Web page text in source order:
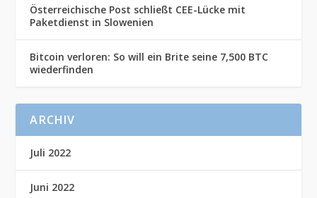
Österreichische Post schließt CEE-Lücke mit
Paketdienst in Slowenien
Bitcoin verloren: So will ein Brite seine 7,500 BTC
wiederfinden
ARCHIV
Juli 2022
Juni 2022